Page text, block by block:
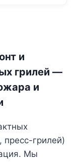
и
грилей —
и
грилей)
Мы